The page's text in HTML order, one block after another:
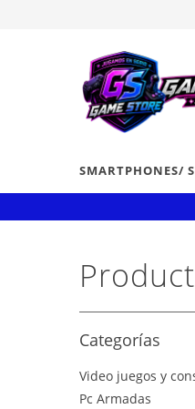
SMARTPHONES/
Categorías
Video juegos y
Pc Armadas